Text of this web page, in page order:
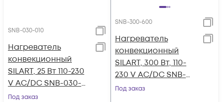
SNB-030-010
Нагреватель
конвекционный
SILART, 25 Вт 110-230
V AC/DC SNB-030-
010
Под заказ
SNB-300-600
Нагреватель
конвекционный
SILART, 300 Вт, 110-
230 V AC/DC SNB-
300-600
Под заказ